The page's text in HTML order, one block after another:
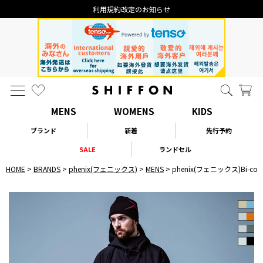
利用規約改定のお知らせ
MENS WOMENS KIDS
ブランド 新着
先行予約
SALE
ランドセル
HOME BRANDS phenix(フェニックス) MENS phenix(フェニックス)Bi-